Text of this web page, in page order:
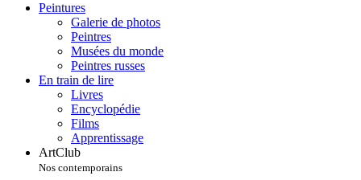
Peintures
Galerie de photos
Peintres
Musées du monde
Peintres russes
En train de lire
Livres
Encyclopédie
Films
Apprentissage
ArtClub
Nos contemporains